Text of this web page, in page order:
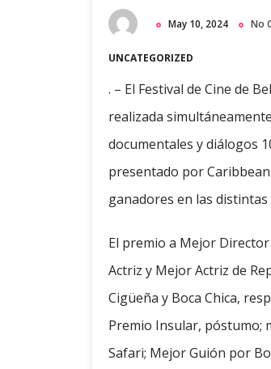
May 10, 2024 No
UNCATEGORIZED
. – El Festival de Cine de
realizada
documentales y diálogos
presentado por
ganadores en las
El premio a Mejor
Actriz y Mejor Actriz de
Cigüeña y Boca Chica,
Premio Insular, póstumo;
Safari; Mejor Guión por